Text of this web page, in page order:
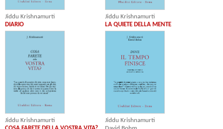
Jiddu Krishnamurti
DIARIO
Jiddu Krishnamurti
LA QUIETE DELLA MENTE
Jiddu Krishnamurti
Jiddu Krishnamurti